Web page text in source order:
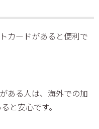
カードがあると便利で
ある人は、海外での加
と安心です。